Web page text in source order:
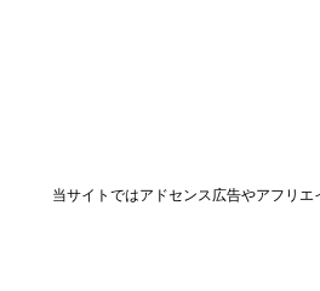
当サイトではアドセンス広告やアフリ